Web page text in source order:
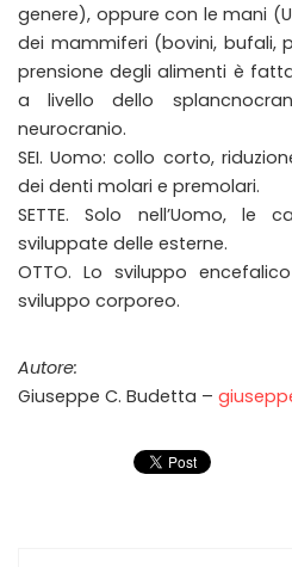
genere), oppure con le mani
dei mammiferi (bovini, bufali,
prensione degli alimenti è
a livello dello
neurocranio.
SEI. Uomo: collo corto,
dei denti molari e premolari.
SETTE. Solo nell’Uomo, le
sviluppate delle esterne.
OTTO. Lo sviluppo
sviluppo corporeo.
Autore:
Giuseppe C. Budetta –